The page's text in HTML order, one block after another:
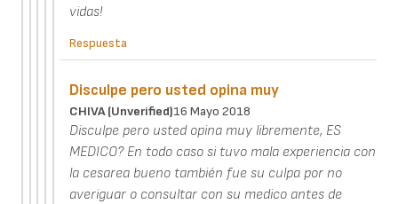
vidas!
Respuesta
Disculpe pero usted opina muy
CHIVA (unverified)16 Mayo 2018
Disculpe pero usted opina muy libremente, ES
MEDICO? En todo caso si tuvo mala experiencia con
la cesarea bueno también fue su culpa por no
averiguar o consultar con su medico antes de